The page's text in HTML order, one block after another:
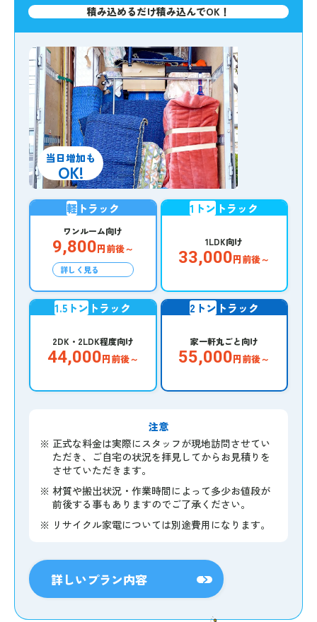
積み込めるだけ積み込んでOK！
当日増加も
OK!
軽トラック
ワンルーム向け
9,800円前後～
詳しく見る
1トン トラック
1LDK向け
33,000円前後～
1.5トン トラック
2DK・2LDK程度向け
44,000円前後～
2トン トラック
家一軒丸ごと向け
55,000円前後～
注意
※ 正式な料金は実際にスタッフが現地訪問させてい
ただき、ご自宅の状況を拝見してからお見積りを
させていただきます。
※ 材質や搬出状況・作業時間によって多少お値段が
前後する事もありますのでご了承ください。
※ リサイクル家電については別途費用になります。
詳しいプラン内容